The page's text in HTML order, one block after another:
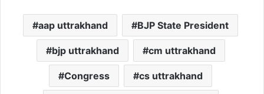
aap uttrakhand BJP State President
bjp uttrakhand cm uttrakhand
Congress cs uttrakhand